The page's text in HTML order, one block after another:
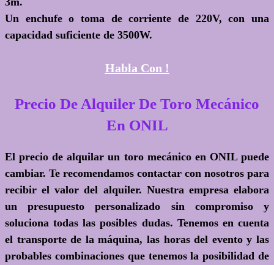
Un enchufe o toma de corriente de 220V, con una
capacidad suficiente de 3500W.
Habla Con !
Precio De Alquiler De Toro Mecánico
En ONIL
El precio de alquilar un toro mecánico en ONIL puede
cambiar. Te recomendamos contactar con nosotros para
recibir el valor del alquiler. Nuestra empresa elabora
un presupuesto personalizado sin compromiso y
soluciona todas las posibles dudas. Tenemos en cuenta
el transporte de la máquina, las horas del evento y las
probables combinaciones que tenemos la posibilidad de